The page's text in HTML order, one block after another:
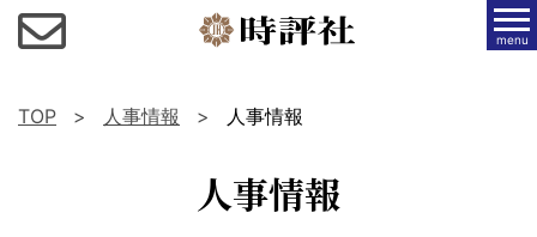
menu
TOP 人事情報 人事情報
人事情報